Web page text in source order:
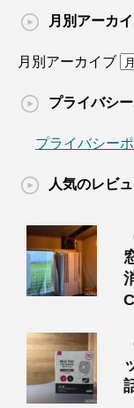
月別アーカ
月別アーカイブ
プライバシ
プライバシー
人気のレビ